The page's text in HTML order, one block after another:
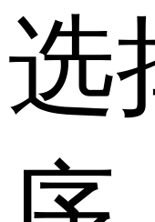
选